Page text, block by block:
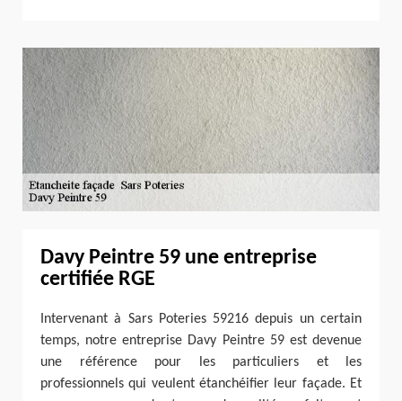
Davy Peintre 59 une entreprise
certifiée RGE
Intervenant à Sars Poteries 59216 depuis un certain
temps, notre entreprise Davy Peintre 59 est devenue
une référence pour les particuliers et les
professionnels qui veulent étanchéifier leur façade. Et